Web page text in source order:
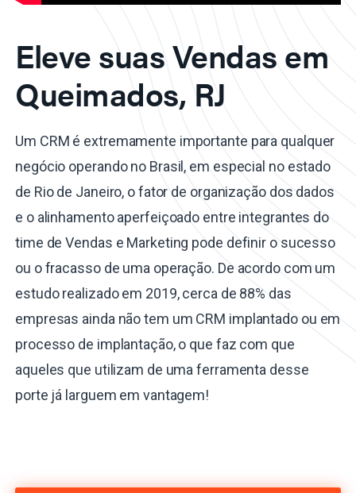
Eleve suas Vendas em
Queimados, RJ
Um CRM é extremamente importante para qualquer
negócio operando no Brasil, em especial no estado
de Rio de Janeiro, o fator de organização dos dados
e o alinhamento aperfeiçoado entre integrantes do
time de Vendas e Marketing pode definir o sucesso
ou o fracasso de uma operação. De acordo com um
estudo realizado em 2019, cerca de 88% das
empresas ainda não tem um CRM implantado ou em
processo de implantação, o que faz com que
aqueles que utilizam de uma ferramenta desse
porte já larguem em vantagem!